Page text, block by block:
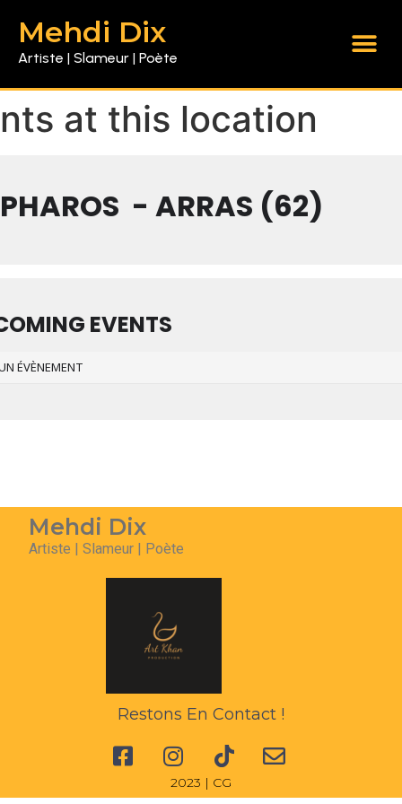
Mehdi Dix
Artiste | Slameur | Poète
at this location
PHAROS - ARRAS (62)
EVENTS
ÉVÈNEMENT
Mehdi Dix
Artiste | Slameur | Poète
Restons En Contact !
2023 | CG